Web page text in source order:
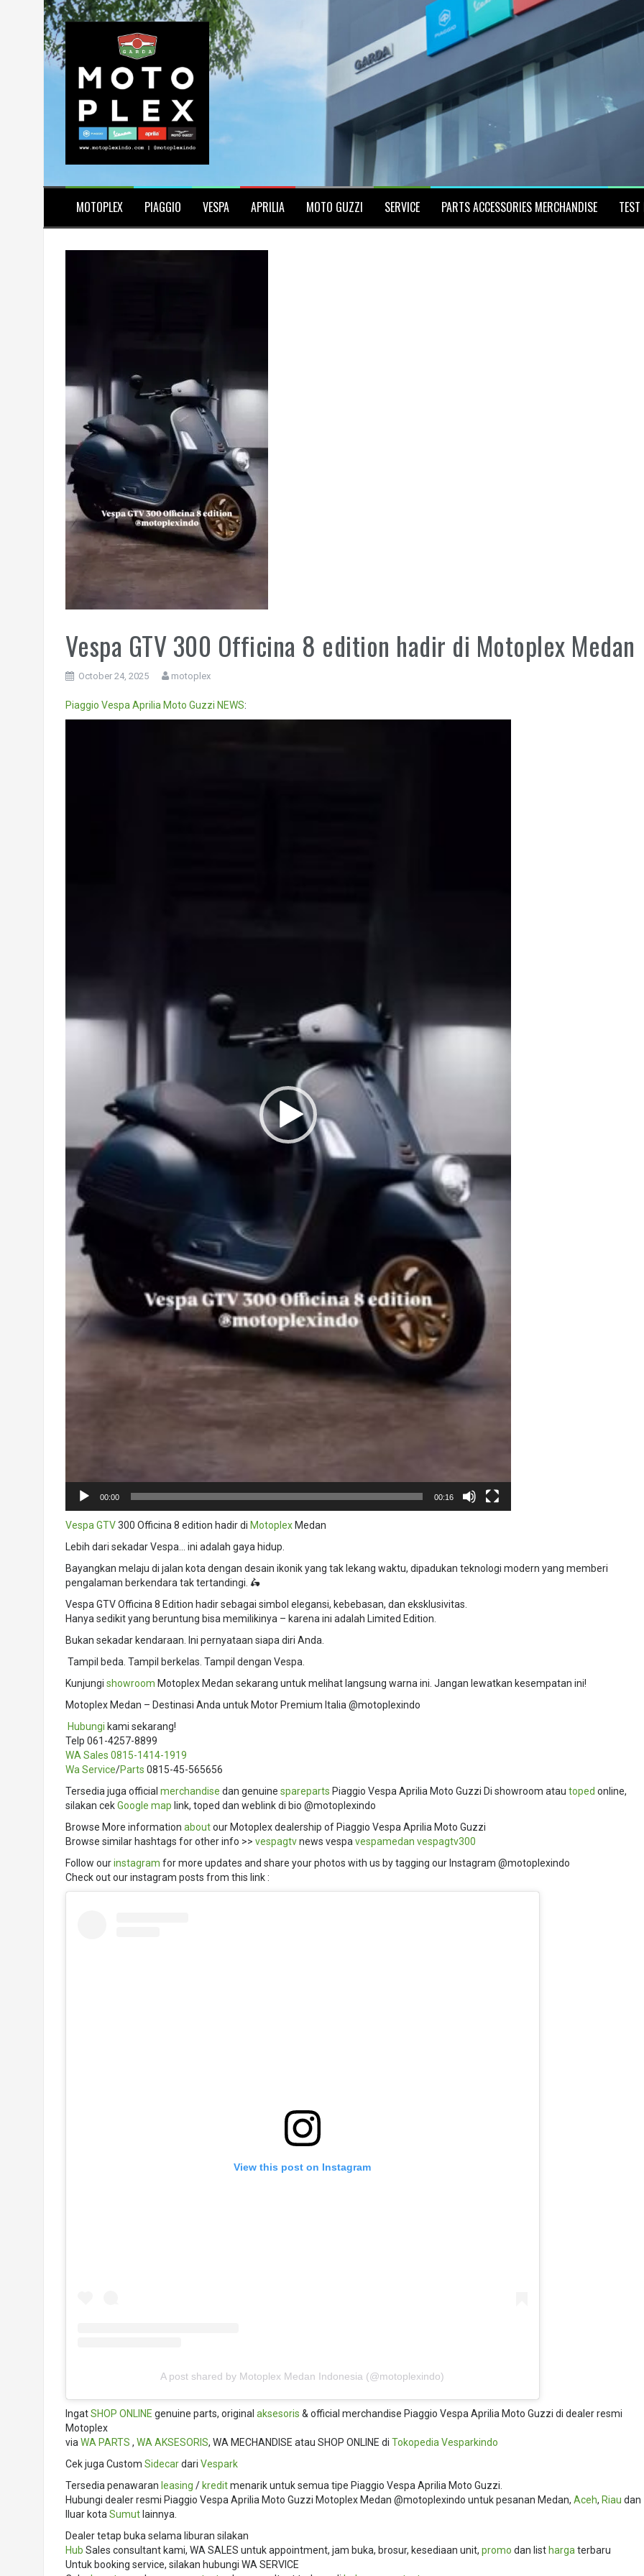
MOTOPLEX PIAGGIO VESPA APRILIA MOTO GUZZI SERVICE PARTS ACCESSORIES MERCHANDISE
Vespa GTV 300 Officina 8 edition hadir di Motoplex Medan
October 24, 2025 motoplex
Piaggio Vespa Aprilia Moto Guzzi NEWS:
00:00 00:16
Vespa GTV300 Officina 8 edition hadir di MotoplexMedan
Lebih dari sekadar Vespa… ini adalah gaya hidup.
Bayangkan melaju di jalan kota dengan desain ikonik yang tak lekang waktu, dipadukan teknologi modern yang memberi
pengalaman berkendara tak tertandingi. 🛵
Vespa GTV Officina 8 Edition hadir sebagai simbol elegansi, kebebasan, dan eksklusivitas.
Hanya sedikit yang beruntung bisa memilikinya – karena ini adalah Limited Edition.
Bukan sekadar kendaraan. Ini pernyataan siapa diri Anda.
️ Tampil beda. Tampil berkelas. Tampil dengan Vespa.
Kunjungi showroom Motoplex Medan sekarang untuk melihat langsung warna ini. Jangan lewatkan kesempatan ini!
Motoplex Medan – Destinasi Anda untuk Motor Premium Italia @motoplexindo
Hubungi kami sekarang!
Telp 061-4257-8899
WA Sales 0815-1414-1919
Wa Service/Parts 0815-45-565656
Tersedia juga official merchandise dan genuine spareparts Piaggio Vespa Aprilia Moto Guzzi Di showroom atau toped online,
silakan cekGoogle map link, toped dan weblink di bio @motoplexindo
Browse More information aboutour Motoplex dealership of Piaggio Vespa Aprilia Moto Guzzi
Browse similar hashtags for other info >> vespagtvnews vespa vespamedan vespagtv300
Follow ourinstagram for more updates and share your photos with us by tagging our Instagram @motoplexindo
Check out our instagram posts from this link :
View this post on Instagram
A post shared by Motoplex Medan Indonesia (@motoplexindo)
IngatSHOP ONLINE genuine parts, original aksesoris & official merchandise Piaggio Vespa Aprilia Moto Guzzi di dealer resmi
Motoplex
via WA PARTS , WA AKSESORIS, WA MECHANDISE atau SHOP ONLINE di Tokopedia Vesparkindo
Cek juga Custom Sidecardari Vespark
Tersedia penawaran leasing / kreditmenarik untuk semua tipe Piaggio Vespa Aprilia Moto Guzzi.
Hubungi dealer resmi Piaggio Vespa Aprilia Moto Guzzi Motoplex Medan @motoplexindo untuk pesanan Medan, Aceh, Riau dan
lluar kota Sumutlainnya.
Dealer tetap buka selama liburan silakan
Hub Sales consultant kami, WA SALES untuk appointment, jam buka, brosur, kesediaan unit, promo dan list harga terbaru
Untuk booking service, silakan hubungi WA SERVICE